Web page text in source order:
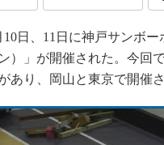
日、11日に神戸サンボ
）」が開催された。今回
あり、岡山と東京で開催